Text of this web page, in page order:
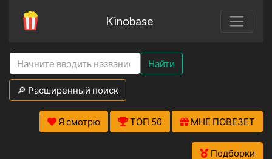
Kinobase
Найти
🔎 Расширенный поиск
Я смотрю ТОП 50 МНЕ ПОВЕЗЕТ
Подборки